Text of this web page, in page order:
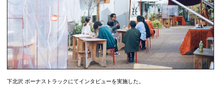
下北沢 ボーナストラックにてインタビューを実施した。